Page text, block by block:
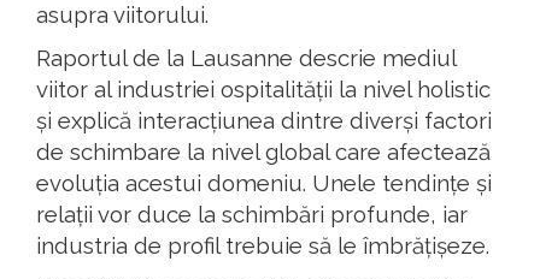
asupra viitorului.
Raportul de la Lausanne descrie mediul
viitor al industriei ospitalității la nivel holistic
și explică interacțiunea dintre diverși factori
de schimbare la nivel global care afectează
evoluția acestui domeniu. Unele tendințe și
relații vor duce la schimbări profunde, iar
industria de profil trebuie să le îmbrățișeze.